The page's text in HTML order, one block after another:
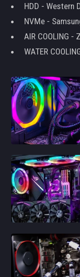
HDD - Western
NVMe -
AIR COOLING
WATER